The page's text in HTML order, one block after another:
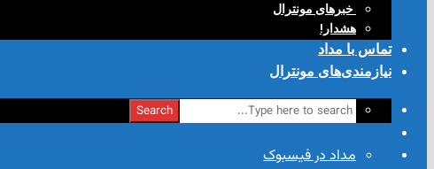
‌ خبرهای مونترال
هشدار!
تماس با مداد
نیازمندی‌های مونترال
Search
مداد در فیسبوک